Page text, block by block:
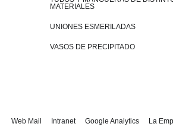
MATERIALES
UNIONES ESMERILADAS
VASOS DE PRECIPITADO
Web Mail Intranet Google Analytics La